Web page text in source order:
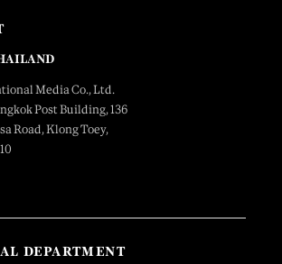
Media Co., Ltd.
Post Building, 136
Road, Klong Toey,
DEPARTMENT